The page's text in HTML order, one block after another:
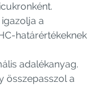
a
határértékeknek
adalékanyag.
összepasszol a